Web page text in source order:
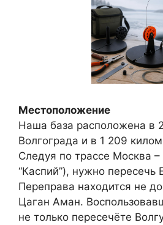
Местоположение
Наша база расположена в
Волгограда и в 1 209
Следуя по трассе Москва
“Каспий”), нужно пересечь
Переправа находится не
Цаган Аман.
не только пересечёте